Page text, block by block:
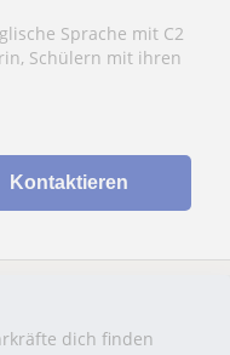
Sprache mit C2
Schülern mit ihren
Kontaktieren
dich finden